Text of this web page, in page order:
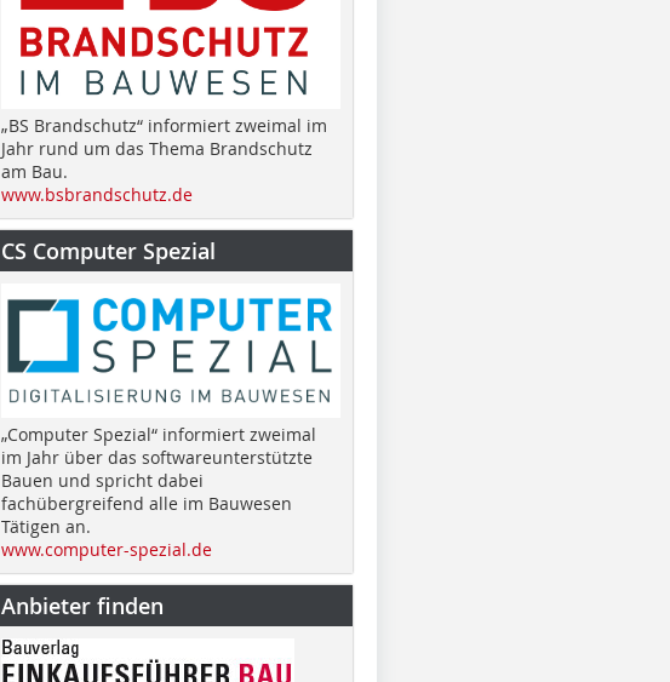
„BS Brandschutz“ informiert zweimal im
Jahr rund um das Thema Brandschutz
am Bau.
www.bsbrandschutz.de
CS Computer Spezial
„Computer Spezial“ informiert zweimal
im Jahr über das softwareunterstützte
Bauen und spricht dabei
fachübergreifend alle im Bauwesen
Tätigen an.
www.computer-spezial.de
Anbieter finden